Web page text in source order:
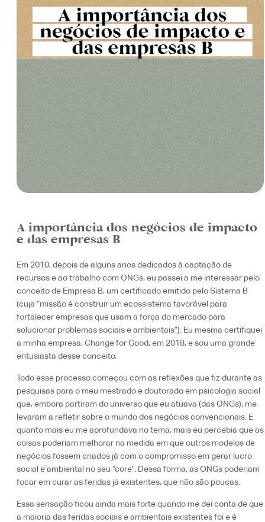
A importância dos negócios de impacto
e das empresas B
Em 2010, depois de alguns anos dedicados à captação de
recursos e ao trabalho com ONGs, eu passei a me interessar pelo
conceito de Empresa B, um certificado emitido pelo Sistema B
(cuja “missão é construir um ecossistema favorável para
fortalecer empresas que usam a força do mercado para
solucionar problemas sociais e ambientais”). Eu mesma certifiquei
a minha empresa, Change for Good, em 2018, e sou uma grande
entusiasta desse conceito.
Todo esse processo começou com as reflexões que fiz durante as
pesquisas para o meu mestrado e doutorado em psicologia social
que, embora partiram do universo que eu atuava (das ONGs), me
levaram a refletir sobre o mundo dos negócios convencionais. E
quanto mais eu me aprofundava no tema, mais eu percebia que as
coisas poderiam melhorar na medida em que outros modelos de
negócios fossem criados já com o compromisso em gerar lucro
social e ambiental no seu “core”. Dessa forma, as ONGs poderiam
focar em curar as feridas já existentes, que não são poucas.
Essa sensação ficou ainda mais forte quando me dei conta de que
a maioria das feridas sociais e ambientais existentes foi e é